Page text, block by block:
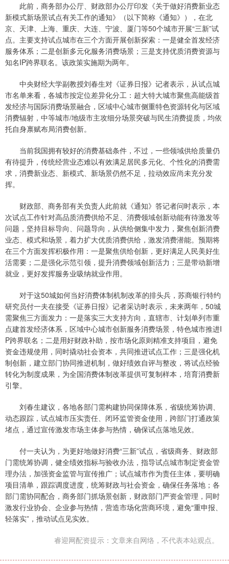
此前，商务部办公厅、财政部办公厅印发《关于做好消费新业态
新模式新场景试点有关工作的通知》（以下简称《通知》），在北
京、天津、上海、重庆、大连、宁波、厦门等50个城市开展“三新”试
点。主要支持试点城市在三个方面开展创新探索：一是健全首发经济
服务体系；二是创新多元化服务消费场景；三是支持优质消费资源与
知名IP跨界联名。该政策实施期为两年。
中央财经大学副教授刘春生对《证券日报》记者表示，从试点城
市名单来看，各城市按定位差异化分工：超大特大城市聚焦高能级首
发经济与国际消费场景融合，区域中心城市侧重特色资源转化与区域
消费辐射，中等城市/地级市主攻细分场景突破与民生消费提质，均依
托自身禀赋布局消费创新。
当前我国拥有较好的消费基础条件，不过，一些领域供给质量仍
有待提升，传统经营业态难以有效满足居民多元化、个性化的消费需
求，消费新业态、新模式、新场景仍然不足，拉动效应尚未充分发
挥。
财政部、商务部有关负责人此前就《通知》答记者问时表示，本
次试点工作针对高品质消费供给不足、消费领域创新动能有待激发等
问题，坚持目标导向、问题导向，从供给侧集中发力，聚焦创新消费
业态、模式和场景，着力扩大优质消费供给，激发消费潜能。预期将
在三个方面发挥积极作用：一是聚焦供给创新，更好满足人民美好生
活需要；二是强化示范引领，提升消费领域创新活力；三是带动新增
就业，更好发挥服务业吸纳就业作用。
对于这50城如何当好消费体制机制改革的排头兵，苏商银行特约
研究员付一夫在接受《证券日报》记者采访时表示，未来两年，50城
需聚焦三方面发力：一是落实三大支持方向，直辖市、计划单列市重
点建首发经济体系，区域中心城市创新服务消费场景，特色城市推进I
P跨界联名；二是用好财政补助，按市场化原则精准支持项目，避免
资金违规使用，同时撬动社会资本，共同推进试点工作；三是强化机
制创新，建立部门协同推进机制，做好绩效自评与整改，将试点经验
转化为制度成果，为全国消费体制改革提供可复制样本，培育消费新
引擎。
刘春生建议，各地各部门需构建协同保障体系，省级统筹协调、
动态跟踪，试点城市压实责任、闭环监管资金使用，跨部门打通政策
堵点，通过宣传激发市场主体参与热情，确保试点落地见效。
付一夫认为，为更好地做好消费“三新”试点，省级商务、财政部
门需统筹协调，健全绩效指标与验收办法，指导试点城市制定资金管
理办法，加强资金监管与宣传推广；试点城市作为责任主体，要明确
项目清单，跟踪调度进度，统筹财政与社会资金，确保任务落地；各
部门需协同配合，商务部门抓场景创新，财政部门严资金管理，同时
激发行业协会、企业参与热情，营造市场化营商环境，避免“重申报、
轻落实”，推动试点见实效。
睿迎网配资提示：文章来自网络，不代表本站观点。